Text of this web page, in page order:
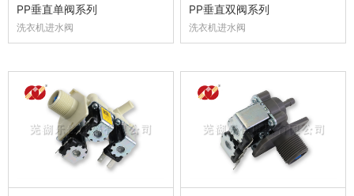
PP垂直单阀系列
洗衣机进水阀
PP垂直双阀系列
洗衣机进水阀